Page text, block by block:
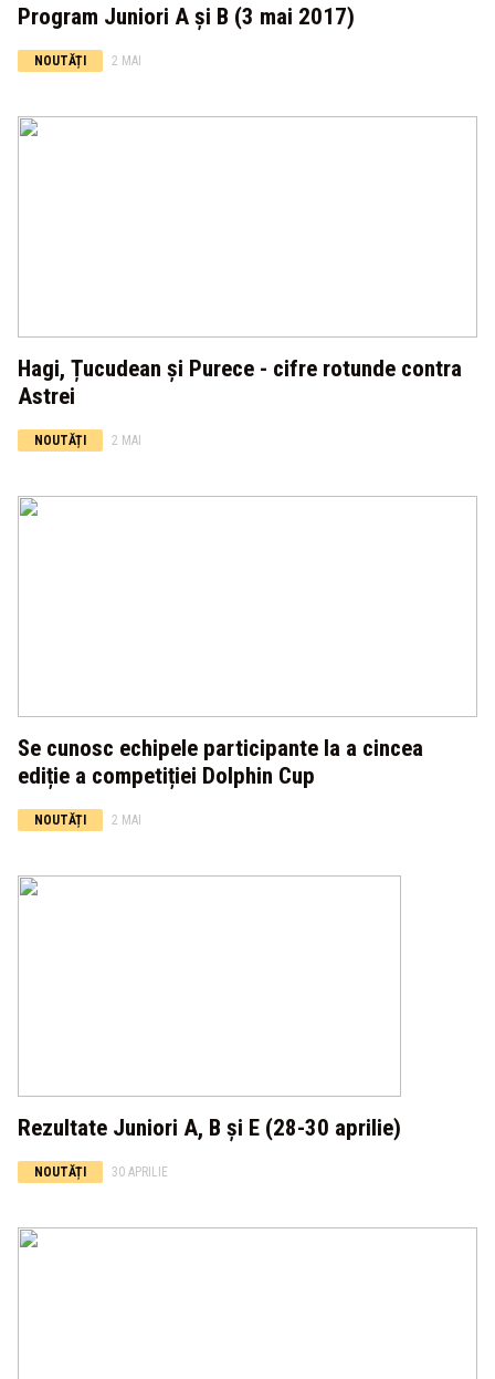
Program Juniori A și B (3 mai 2017)
NOUTĂȚI 2 MAI
Hagi, Țucudean și Purece - cifre rotunde contra
Astrei
NOUTĂȚI 2 MAI
Se cunosc echipele participante la a cincea
ediție a competiției Dolphin Cup
NOUTĂȚI 2 MAI
Rezultate Juniori A, B și E (28-30 aprilie)
NOUTĂȚI 30 APRILIE